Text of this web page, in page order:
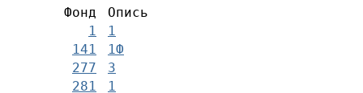
Фонд
Опись
1
1
141
1Ф
277
3
281
1